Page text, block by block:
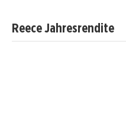
Reece Jahresrendite